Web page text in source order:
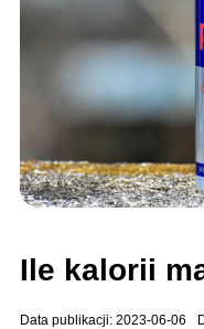
Ile kalorii
Data publikacji: 2023-06-06